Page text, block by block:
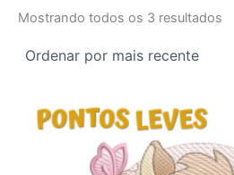
Mostrando todos os 3 resultados